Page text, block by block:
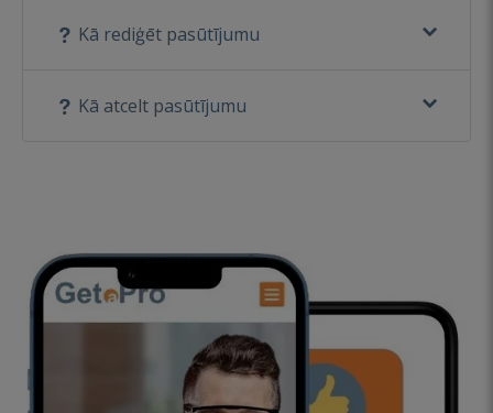
Kā rediģēt pasūtījumu
Kā atcelt pasūtījumu